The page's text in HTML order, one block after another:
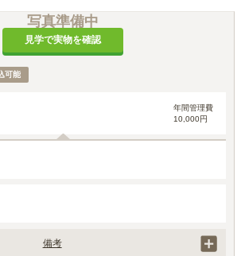
写真準備中
見学で実物を確認
可能
年間管理費
10,000円
備考